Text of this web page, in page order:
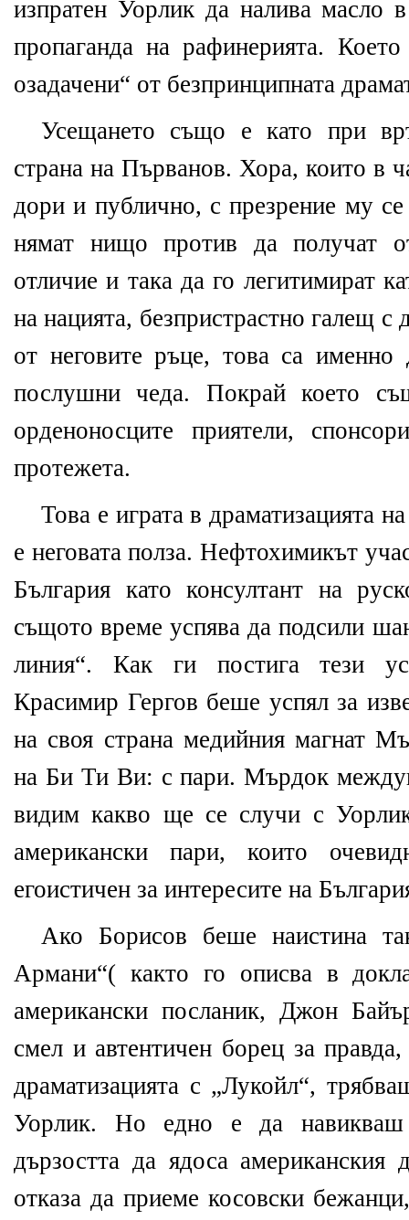
изпратен Уорлик да налива масло
пропаганда на рафинерията.
озадачени“ от безпринципната
Усещането също е като при
страна на Първанов. Хора, които в
дори и публично, с презрение му се
нямат нищо против да получат
отличие и така да го легитимират
на нацията, безпристрастно галещ
от неговите ръце, това са именно
послушни чеда. Покрай което
орденоносците приятели,
протежета.
Това е играта в драматизацията
е неговата полза. Нефтохимикът
България като консултант на
същото време успява да подсили
линия“. Как ги постига тези
Красимир Гергов беше успял за
на своя страна медийния магнат
на Би Ти Ви: с пари. Мърдок
видим какво ще се случи с
американски пари, които
егоистичен за интересите на
Ако Борисов беше наистина
Армани“( както го описва в
американски посланик, Джон
смел и автентичен борец за
драматизацията с „Лукойл“,
Уорлик. Но едно е да
дързостта да ядоса американския
отказа да приеме косовски